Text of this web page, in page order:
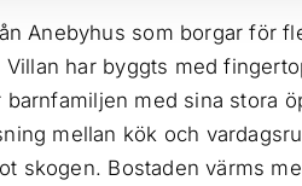
Anebyhus som borgar för
har byggts med
med sina stora
mellan kök och
skogen. Bostaden värms